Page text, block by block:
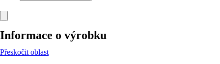
Informace o výrobku
Přeskočit oblast